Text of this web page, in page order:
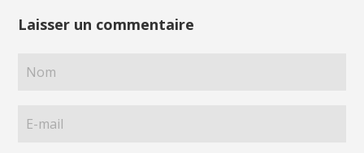
Laisser un commentaire